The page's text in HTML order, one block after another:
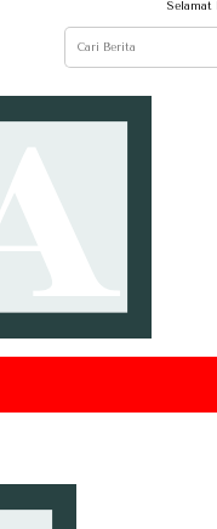
Selamat Datang di